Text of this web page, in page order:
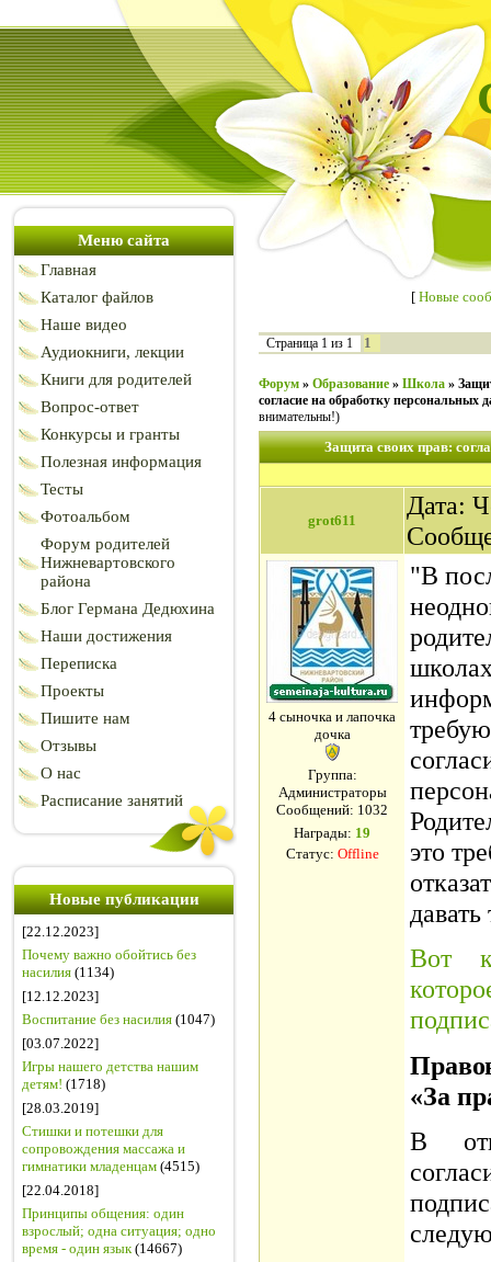
Меню сайта
Главная
Каталог файлов
Наше видео
Аудиокниги, лекции
Книги для родителей
Вопрос-ответ
Конкурсы и гранты
Полезная информация
Тесты
Фотоальбом
Форум родителей
Нижневартовского
района
Блог Германа Дедюхина
Наши достижения
Переписка
Проекты
Пишите нам
Отзывы
О нас
Расписание занятий
Новые публикации
[22.12.2023]
Почему важно обойтись без
насилия (1134)
[12.12.2023]
Воспитание без насилия (1047)
[03.07.2022]
Игры нашего детства нашим
детям! (1718)
[28.03.2019]
Стишки и потешки для
сопровождения массажа и
гимнатики младенцам (4515)
[22.04.2018]
Принципы общения: один
взрослый; одна ситуация; одно
время - один язык(14667)
[ Новые
Страница 1 из 1 1
Форум » Образование » Школа »
согласие на обработку персональных
внимательны!)
Защита своих прав:
grot611
Дата:
4 сыночка и лапочка
дочка
Группа:
Администраторы
Сообщений: 1032
Награды: 19
Статус: Offline
"В
это
Вот
«За
В